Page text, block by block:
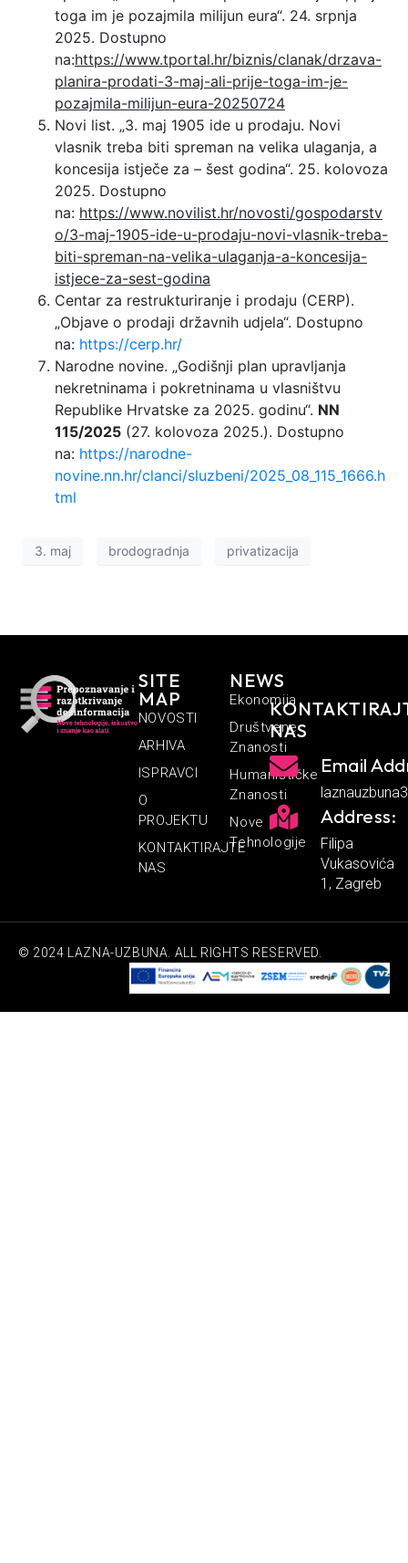
toga im je pozajmila milijun eura“. 24. srpnja
2025. Dostupno
na:https://www.tportal.hr/biznis/clanak/drzava-
planira-prodati-3-maj-ali-prije-toga-im-je-
pozajmila-milijun-eura-20250724
Novi list. „3. maj 1905 ide u prodaju. Novi
vlasnik treba biti spreman na velika ulaganja, a
koncesija istječe za – šest godina“. 25. kolovoza
2025. Dostupno
na: https://www.novilist.hr/novosti/gospodarstv
o/3-maj-1905-ide-u-prodaju-novi-vlasnik-treba-
biti-spreman-na-velika-ulaganja-a-koncesija-
istjece-za-sest-godina
Centar za restrukturiranje i prodaju (CERP).
„Objave o prodaji državnih udjela“. Dostupno
na: https://cerp.hr/
Narodne novine. „Godišnji plan upravljanja
nekretninama i pokretninama u vlasništvu
Republike Hrvatske za 2025. godinu“. NN
115/2025 (27. kolovoza 2025.). Dostupno
na: https://narodne-
novine.nn.hr/clanci/sluzbeni/2025_08_115_1666.h
tml
3. maj brodogradnja privatizacija
SITE
MAP
NOVOSTI
ARHIVA
ISPRAVCI
O
PROJEKTU
KONTAKTIRAJTE
NAS
NEWS
Ekonomija
Društvene
Znanosti
Humanističke
Znanosti
Nove
Tehnologije
NAS
Email
Address:
Filipa
Vukasovića
1, Zagreb
© 2024 LAZNA-UZBUNA. ALL RIGHTS RESERVED.